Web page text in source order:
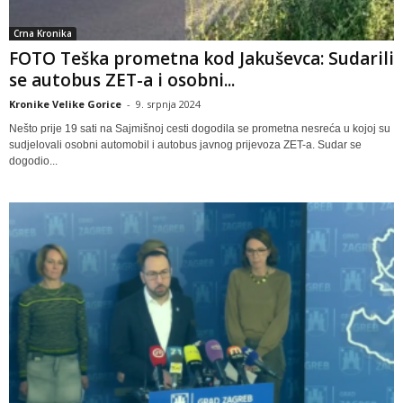
Crna Kronika
FOTO Teška prometna kod Jakuševca: Sudarili
se autobus ZET-a i osobni...
Kronike Velike Gorice - 9. srpnja 2024
Nešto prije 19 sati na Sajmišnoj cesti dogodila se prometna nesreća u kojoj su
sudjelovali osobni automobil i autobus javnog prijevoza ZET-a. Sudar se
dogodio...